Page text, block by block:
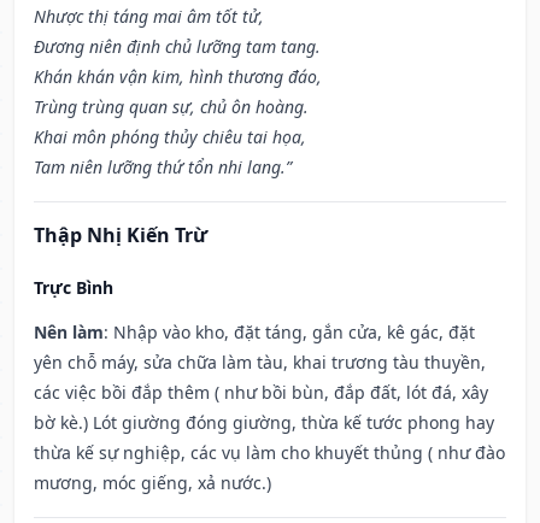
Nhược thị táng mai âm tốt tử,
Đương niên định chủ lưỡng tam tang.
Khán khán vận kim, hình thương đáo,
Trùng trùng quan sự, chủ ôn hoàng.
Khai môn phóng thủy chiêu tai họa,
Tam niên lưỡng thứ tổn nhi lang.”
Thập Nhị Kiến Trừ
Trực Bình
Nên làm: Nhập vào kho, đặt táng, gắn cửa, kê gác, đặt
yên chỗ máy, sửa chữa làm tàu, khai trương tàu thuyền,
các việc bồi đắp thêm ( như bồi bùn, đắp đất, lót đá, xây
bờ kè.) Lót giường đóng giường, thừa kế tước phong hay
thừa kế sự nghiệp, các vụ làm cho khuyết thủng ( như đào
mương, móc giếng, xả nước.)